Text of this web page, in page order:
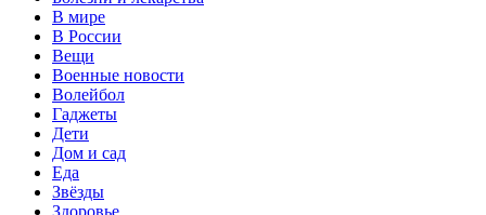
В мире
В России
Вещи
Военные новости
Волейбол
Гаджеты
Дети
Дом и сад
Еда
Звёзды
Здоровье